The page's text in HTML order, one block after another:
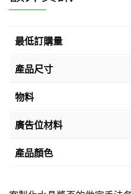
最低訂購量
產品尺寸
物料
廣告位材料
產品顏色